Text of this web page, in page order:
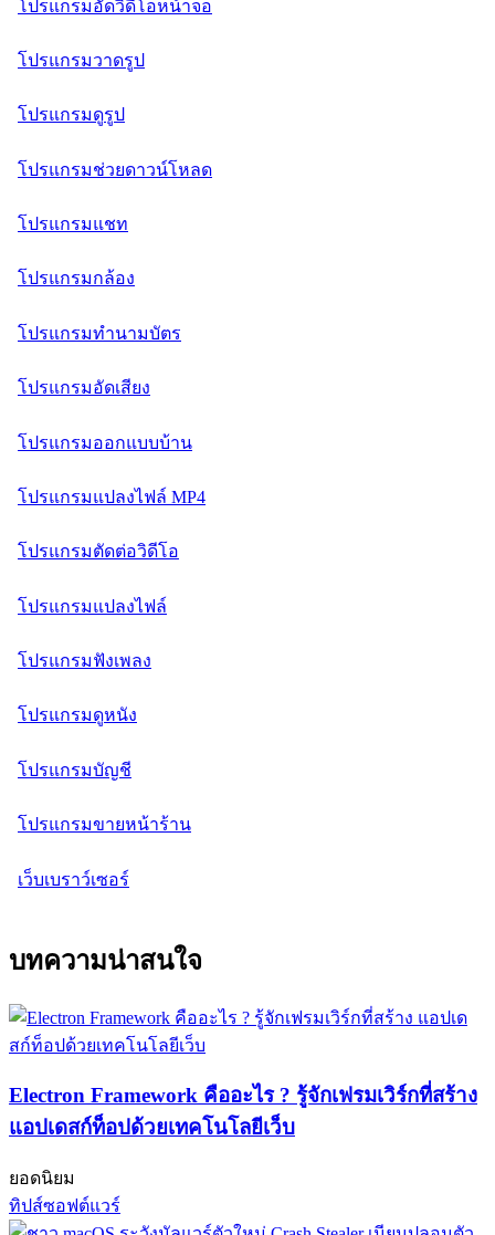
โปรแกรมอัดวิดีโอหน้าจอ
โปรแกรมวาดรูป
โปรแกรมดูรูป
โปรแกรมช่วยดาวน์โหลด
โปรแกรมแชท
โปรแกรมกล้อง
โปรแกรมทำนามบัตร
โปรแกรมอัดเสียง
โปรแกรมออกแบบบ้าน
โปรแกรมแปลงไฟล์ MP4
โปรแกรมตัดต่อวิดีโอ
โปรแกรมแปลงไฟล์
โปรแกรมฟังเพลง
โปรแกรมดูหนัง
โปรแกรมบัญชี
โปรแกรมขายหน้าร้าน
เว็บเบราว์เซอร์
บทความน่าสนใจ
Electron Framework คืออะไร ? รู้จักเฟรมเวิร์กที่สร้าง
แอปเดสก์ท็อปด้วยเทคโนโลยีเว็บ
ยอดนิยม
ทิปส์ซอฟต์แวร์